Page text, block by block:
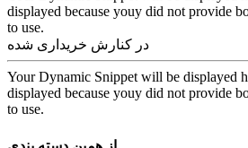
displayed because youy did not provide
to use.
در کنارش خریداری شده
Your Dynamic Snippet will be displayed
displayed because youy did not provide
to use.